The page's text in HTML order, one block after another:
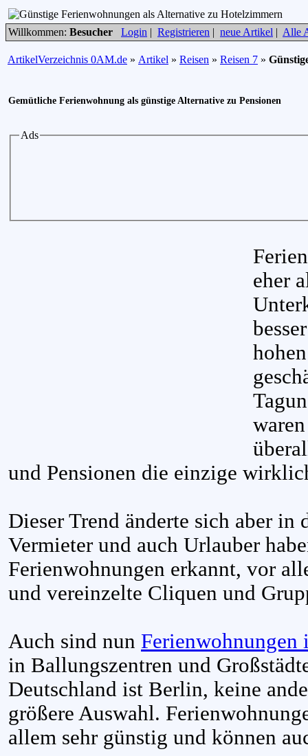
Willkommen: Besucher Login | Registrieren | neue Artikel | Alle
ArtikelVerzeichnis 0AM.de » Artikel » Reisen » Reisen 7 »
Gemütliche Ferienwohnung als günstige Alternative zu Pensionen
Ads
eher
und Pensionen die einzige
Dieser Trend änderte sich aber in
Vermieter und auch Urlauber
Ferienwohnungen erkannt, vor
und vereinzelte Cliquen und
Auch sind nun Ferienwohnungen
in Ballungszentren und
Deutschland ist Berlin, keine
größere Auswahl.
allem sehr günstig und können